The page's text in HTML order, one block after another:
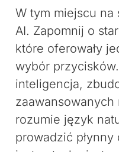
W tym miejscu
AI. Zapomnij o
które oferowały
wybór
inteligencja,
rozumie język
prowadzić płynny